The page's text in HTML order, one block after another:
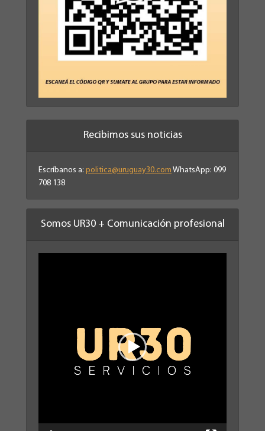
Recibimos sus noticias
Escríbanos a: politica@uruguay30.com WhatsApp: 099
708 138
Somos UR30 + Comunicación profesional